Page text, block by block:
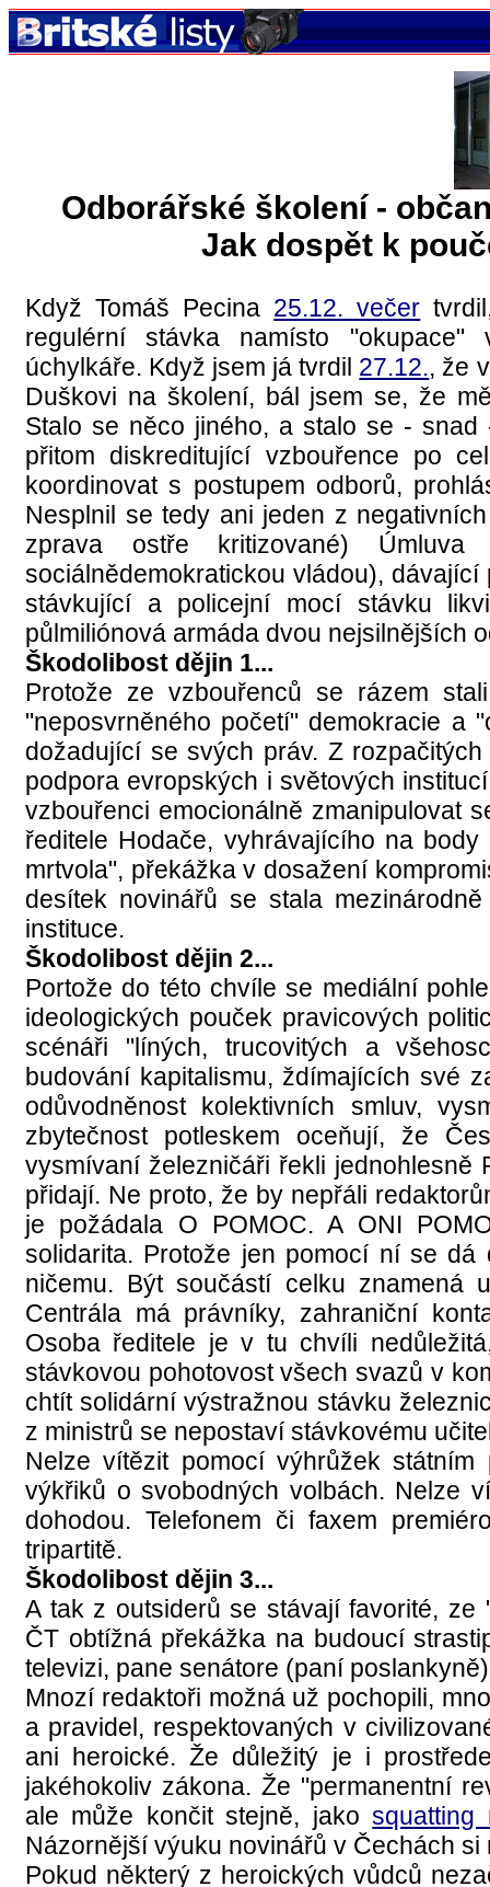
Odborářské školení -
Jak dospět k
Když Tomáš Pecina 25.12. večer
regulérní stávka namísto
úchylkáře. Když jsem já tvrdil 27.12., že
Duškovi na školení, bál jsem se, že
Stalo se něco jiného, a stalo se -
přitom diskreditující vzbouřence po
koordinovat s postupem odborů,
Nesplnil se tedy ani jeden z
zprava ostře kritizované) Úmluva
sociálnědemokratickou vládou),
stávkující a policejní mocí stávku
půlmiliónová armáda dvou nejsilnějších
Škodolibost dějin 1...
Protože ze vzbouřenců se rázem
"neposvrněného početí" demokracie a
dožadující se svých práv. Z
podpora evropských i světových
vzbouřenci emocionálně zmanipulovat
ředitele Hodače, vyhrávajícího na
mrtvola", překážka v dosažení
desítek novinářů se stala
instituce.
Škodolibost dějin 2...
Portože do této chvíle se mediální
ideologických pouček pravicových
scénáři "líných, trucovitých a
budování kapitalismu, ždímajících své
odůvodněnost kolektivních smluv,
zbytečnost potleskem oceňují, že
vysmívaní železničáři řekli jednohlesně
přidají. Ne proto, že by nepřáli
je požádala O POMOC. A ONI
solidarita. Protože jen pomocí ní se
ničemu. Být součástí celku
Centrála má právníky, zahraniční
Osoba ředitele je v tu chvíli
stávkovou pohotovost všech svazů v
chtít solidární výstražnou stávku
z ministrů se nepostaví stávkovému
Nelze vítězit pomocí výhrůžek
výkřiků o svobodných volbách. Nelze
dohodou. Telefonem či faxem
tripartitě.
Škodolibost dějin 3...
A tak z outsiderů se stávají favorité,
ČT obtížná překážka na budoucí
televizi, pane senátore (paní
Mnozí redaktoři možná už pochopili,
a pravidel, respektovaných v
ani heroické. Že důležitý je i
jakéhokoliv zákona. Že "permanentní
ale může končit stejně, jakosquatting
Názornější výuku novinářů v Čechách si
Pokud některý z heroických vůdců